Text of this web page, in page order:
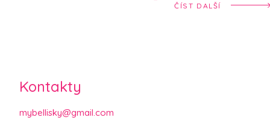
ČÍST DALŠÍ
Kontakty
mybellisky@gmail.com